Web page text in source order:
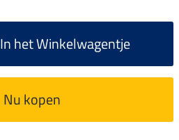
In het Winkelwagentje
Nu kopen